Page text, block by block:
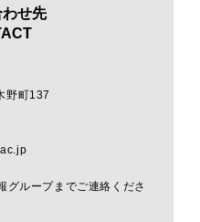
せ先
野町137
ループまでご連絡くださ